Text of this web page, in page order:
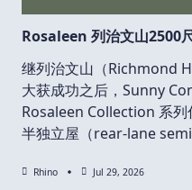
Rosaleen 列治文山2500
继列治文山（Richmond
大获成功之后，Sunny
Rosaleen Collection 系
半独立屋（rear-lane
Rhino Jul 29, 2026